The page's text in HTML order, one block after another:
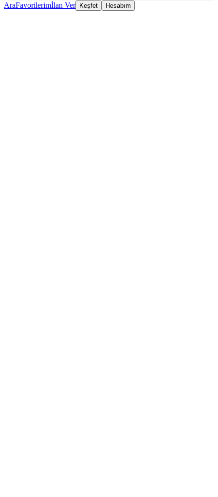
AraFavorilerimİlan Ver Keşfet Hesabım